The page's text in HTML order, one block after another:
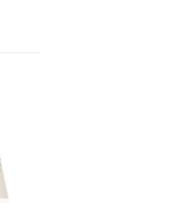
に入
りに
追加